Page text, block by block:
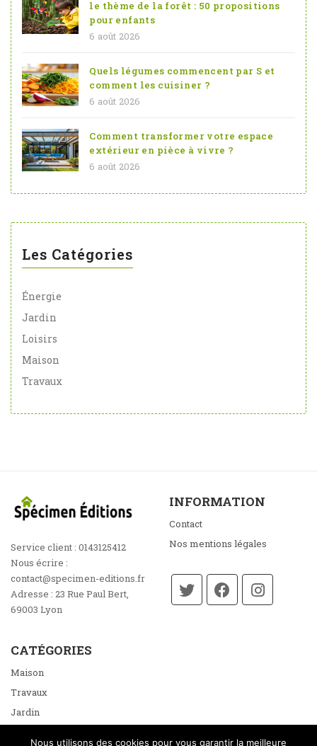
le thème de la forêt : 50 propositions
pour enfants
6 août 2026
Quels légumes commencent par S et
comment les cuisiner ?
6 août 2026
Comment transformer votre espace
extérieur en pièce à vivre ?
6 août 2026
Les Catégories
Énergie
Jardin
Loisirs
Maison
Travaux
Service client : 0143125412
Nous écrire :
contact@specimen-editions.fr
Adresse : 23 Rue Paul Bert,
69003 Lyon
INFORMATION
Contact
Nos mentions légales
CATÉGORIES
Maison
Travaux
Jardin
Nous utilisons des cookies pour vous garantir la meilleure